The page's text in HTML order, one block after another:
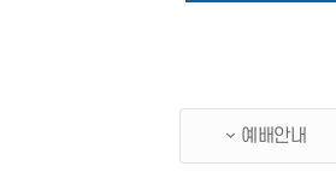
예배안내